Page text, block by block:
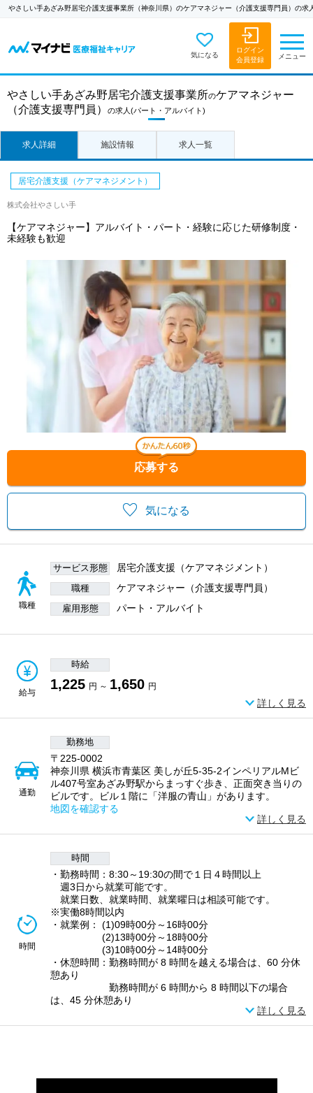
やさしい手あざみ野居宅介護支援事業所（神奈川県）のケアマネジャー（介護支援専門員）の求
気になる
ログイン
会員登録
メニュー
やさしい手あざみ野居宅介護支援事業所のケアマネジャー
（介護支援専門員）
の求人 (パート・アルバイト)
求人詳細 施設情報 求人一覧
気になる
応募する
居宅介護支援（ケアマネジメント）
株式会社やさしい手
【ケアマネジャー】アルバイト・パート・経験に応じた研修制度・
未経験も歓迎
職種
サービス形態 居宅介護支援（ケアマネジメント）
職種 ケアマネジャー（介護支援専門員）
雇用形態 パート・アルバイト
給与
時給
1,225 円 ～ 1,650 円
詳しく見る
通勤
勤務地
〒225-0002
神奈川県 横浜市青葉区 美しが丘5-35-2インペリアルMビ
ル407号室あざみ野駅からまっすぐ歩き、正面突き当りの
ビルです。ビル１階に「洋服の青山」があります。
地図を確認する
詳しく見る
時間
時間
・勤務時間：8:30～19:30の間で１日４時間以上
週3日から就業可能です。
就業日数、就業時間、就業曜日は相談可能です。
※実働8時間以内
・就業例： (1)09時00分～16時00分
(2)13時00分～18時00分
(3)10時00分～14時00分
・休憩時間：勤務時間が 8 時間を越える場合は、60 分休
憩あり
勤務時間が 6 時間から 8 時間以下の場合
は、45 分休憩あり
詳しく見る